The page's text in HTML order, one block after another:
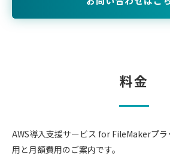
料金
AWS導入支援サービス for FileMakerプ
用と月額費用のご案内です。